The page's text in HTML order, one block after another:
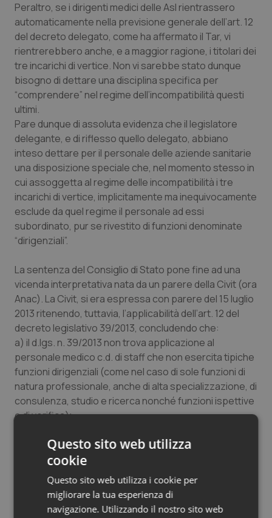
Sangue & coagulazione
Tiroide
Tumore al seno
Tumore ovarico
Tumori del Polmone & Testa Collo
Tumori gastrointestinali
Ulcera & Reflusso
Vaccini
Peraltro, se i dirigenti medici delle Asl rientrassero
automaticamente nella previsione generale dell’art. 12
del decreto delegato, come ha affermato il Tar, vi
rientrerebbero anche, e a maggior ragione, i titolari dei
tre incarichi di vertice. Non vi sarebbe stato dunque
bisogno di dettare una disciplina specifica per
“comprendere” nel regime dell’incompatibilità questi
ultimi.
Pare dunque di assoluta evidenza che il legislatore
delegante, e di riflesso quello delegato, abbiano
inteso dettare per il personale delle aziende sanitarie
una disposizione speciale che, nel momento stesso in
cui assoggetta al regime delle incompatibilità i tre
incarichi di vertice, implicitamente ma inequivocamente
esclude da quel regime il personale ad essi
subordinato, pur se rivestito di funzioni denominate
“dirigenziali”.
La sentenza del Consiglio di Stato pone fine ad una
vicenda interpretativa nata da un parere della Civit (ora
Anac). La Civit, si era espressa con parere del 15 luglio
2013 ritenendo, tuttavia, l’applicabilità dell’art. 12 del
decreto legislativo 39/2013, concludendo che:
a) il d.lgs. n. 39/2013 non trova applicazione al
personale medico c.d. di staff che non esercita tipiche
funzioni dirigenziali (come nel caso di sole funzioni di
natura professionale, anche di alta specializzazione, di
consulenza, studio e ricerca nonché funzioni ispettive
e di verifica);
dipartimento e di presidio e, in generale, i direttori di
strutture complesse rientrano sicuramente nel campo
di applicazione della disciplina in esame;
c) applicabilità della normativa in esame ai dirigenti di
strutture semplici non inserite in strutture complesse,
Questo sito web utilizza
cookie
Questo sito web utilizza i cookie per
migliorare la tua esperienza di
navigazione. Utilizzando il nostro sito web